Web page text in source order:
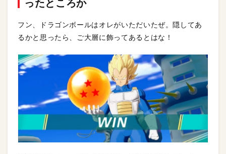
ったところか
フン、ドラゴンボールはオレがいただいたぜ。隠してあ
るかと思ったら、ご大層に飾ってあるとはな！